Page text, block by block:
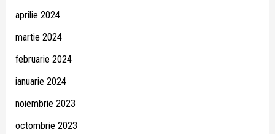
aprilie 2024
martie 2024
februarie 2024
ianuarie 2024
noiembrie 2023
octombrie 2023